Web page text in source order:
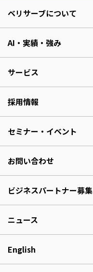
ベリサーブについて
AI・実績・強み
サービス
採用情報
セミナー・イベント
お問い合わせ
ビジネスパートナー募集
ニュース
English